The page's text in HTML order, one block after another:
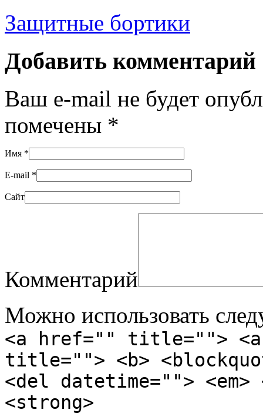
Защитные бортики
Добавить комментарий
Ваш e-mail не будет
помечены *
Имя *
E-mail *
Сайт
Комментарий
Можно использовать
<a href="" title="">
title=""> <b>
<del datetime="">
<strong>